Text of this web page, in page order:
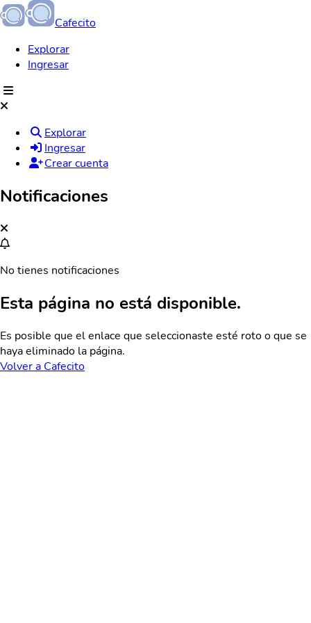
Cafecito
Explorar
Ingresar
Explorar
Ingresar
Crear cuenta
Notificaciones
No tienes notificaciones
Esta página no está disponible.
Es posible que el enlace que seleccionaste esté roto o que se
haya eliminado la página.
Volver a Cafecito